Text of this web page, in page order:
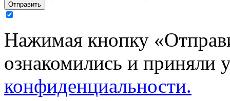
Отправить
Нажимая кнопку
ознакомились и приняли
конфиденциальности.